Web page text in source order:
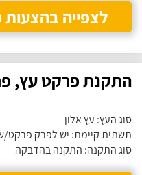
לצפייה בהצעות
התקנת פרקט עץ,
סוג העץ: עץ אלון
תשתית קיימת: יש לפרק פרקט/
סוג התקנה: התקנה בהדבקה